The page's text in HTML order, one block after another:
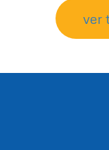
ver